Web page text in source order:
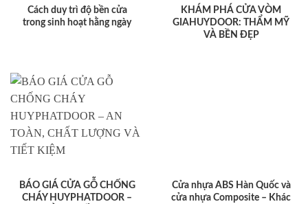
Cách duy trì độ bền cửa
trong sinh hoạt hằng ngày
KHÁM PHÁ CỬA VÒM
GIAHUYDOOR: THẨM MỸ
VÀ BỀN ĐẸP
BÁO GIÁ CỬA GỖ CHỐNG
CHÁY HUYPHATDOOR –
Cửa nhựa ABS Hàn Quốc và
cửa nhựa Composite – Khác